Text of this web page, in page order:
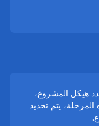
هيكل المشروع،
المرحلة، يتم تحديد